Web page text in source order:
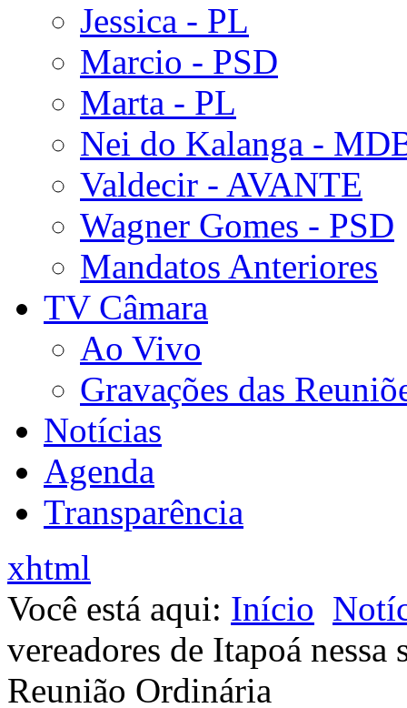
Jessica - PL
Marcio - PSD
Marta - PL
Nei do Kalanga -
Valdecir - AVANTE
Wagner Gomes - PSD
Mandatos Anteriores
TV Câmara
Ao Vivo
Gravações das
Notícias
Agenda
Transparência
xhtml
Você está aqui: Início
vereadores de Itapoá
Reunião Ordinária